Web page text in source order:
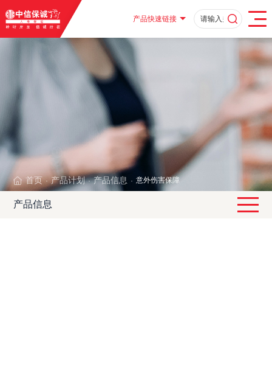
产品快速链接
首页 · 产品计划 · 产品信息 · 意外伤害保障
产品信息